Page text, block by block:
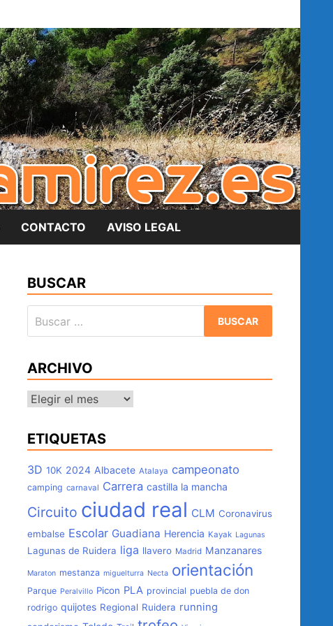
CONTACTO AVISO LEGAL
BUSCAR
ARCHIVO
Archivo
ETIQUETAS
3D 10K 2024 Albacete Atalaya campeonato
camping carnaval Carrera castilla la mancha
Circuito ciudad real CLM Coronavirus
embalse Escolar Guadiana Herencia Kayak Lagunas
Lagunas de Ruidera liga llavero Madrid Manzanares
Maraton mestanza miguelturra Necta orientación
Parque Peralvillo Picon PLA provincial puebla de don
rodrigo quijotes Regional Ruidera running